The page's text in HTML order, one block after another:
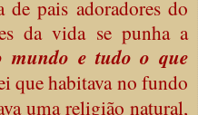
pais adoradores do
da vida se punha a
mundo e tudo o que
que habitava no fundo
uma religião natural,